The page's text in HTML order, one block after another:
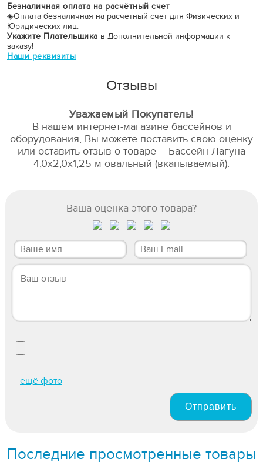
Безналичная оплата на расчётный счет
◈Оплата безналичная на расчетный счет для Физических и
Юридических лиц.
Укажите Плательщика в Дополнительной информации к
заказу!
Наши реквизиты
Отзывы
Уважаемый Покупатель!
В нашем интернет-магазине бассейнов и
оборудования, Вы можете поставить свою оценку
или оставить отзыв о товаре – Бассейн Лагуна
4,0х2,0х1,25 м овальный (вкапываемый).
Ваша оценка этого товара?
ещё фото
Отправить
Последние просмотренные товары